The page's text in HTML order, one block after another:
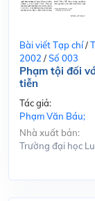
Bài viết Tạp chí/
2002 /Số 003
Phạm tội đối
tiễn
Tác giả:
Phạm Văn Báu;
Nhà xuất bản:
Trường đại học